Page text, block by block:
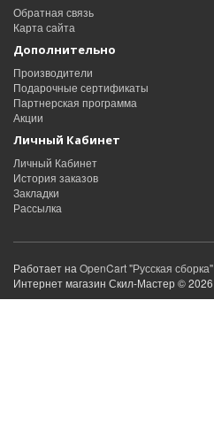
Обратная связь
Карта сайта
Дополнительно
Производители
Подарочные сертификаты
Партнерская программа
Акции
Личный Кабинет
Личный Кабинет
История заказов
Закладки
Рассылка
Работает на OpenCart "Русская сборка"
Интернет магазин Скил-Мастер © 2026